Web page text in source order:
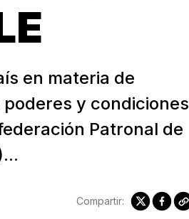
en materia de
y condiciones
Patronal de
Compartir: